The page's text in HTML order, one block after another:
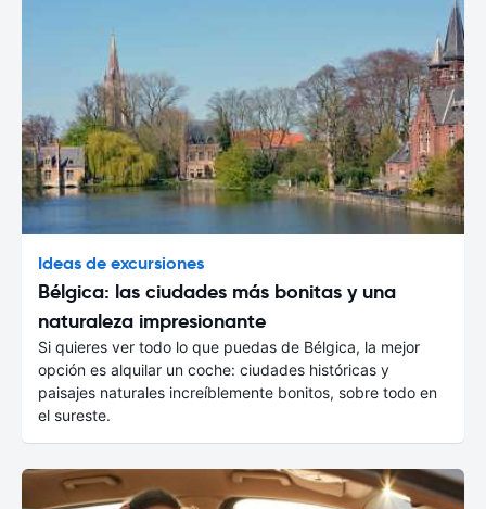
Ideas de excursiones
Bélgica: las ciudades más bonitas y una
naturaleza impresionante
Si quieres ver todo lo que puedas de Bélgica, la mejor
opción es alquilar un coche: ciudades históricas y
paisajes naturales increíblemente bonitos, sobre todo en
el sureste.